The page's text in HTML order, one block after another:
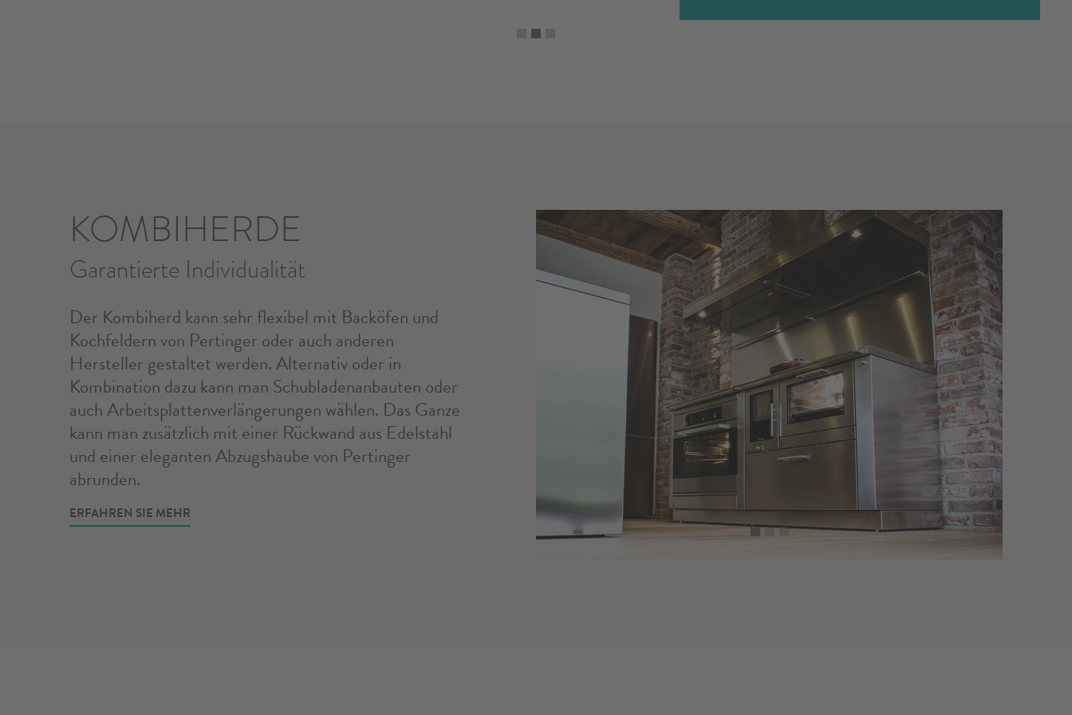
KOMBIHERDE
Garantierte Individualität
Der Kombiherd kann sehr flexibel mit Backöfen und
Kochfeldern von Pertinger oder auch anderen
Hersteller gestaltet werden. Alternativ oder in
Kombination dazu kann man Schubladenanbauten oder
auch Arbeitsplattenverlängerungen wählen. Das Ganze
kann man zusätzlich mit einer Rückwand aus Edelstahl
und einer eleganten Abzugshaube von Pertinger
abrunden.
ERFAHREN SIE MEHR